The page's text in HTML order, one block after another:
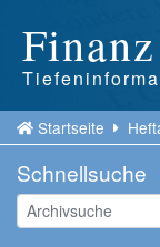
Startseite
Schnellsuche